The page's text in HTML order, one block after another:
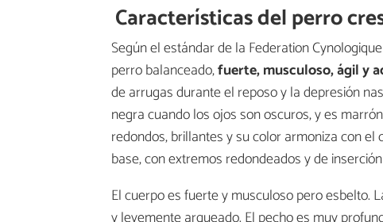
Características del perro
Según el estándar de la Federation
perro balanceado,fuerte, musculoso, ágil y
de arrugas durante el reposo y la depresión
negra cuando los ojos son oscuros, y es
redondos, brillantes y su color armoniza con
base, con extremos redondeados y de
El cuerpo es fuerte y musculoso pero esbelto.